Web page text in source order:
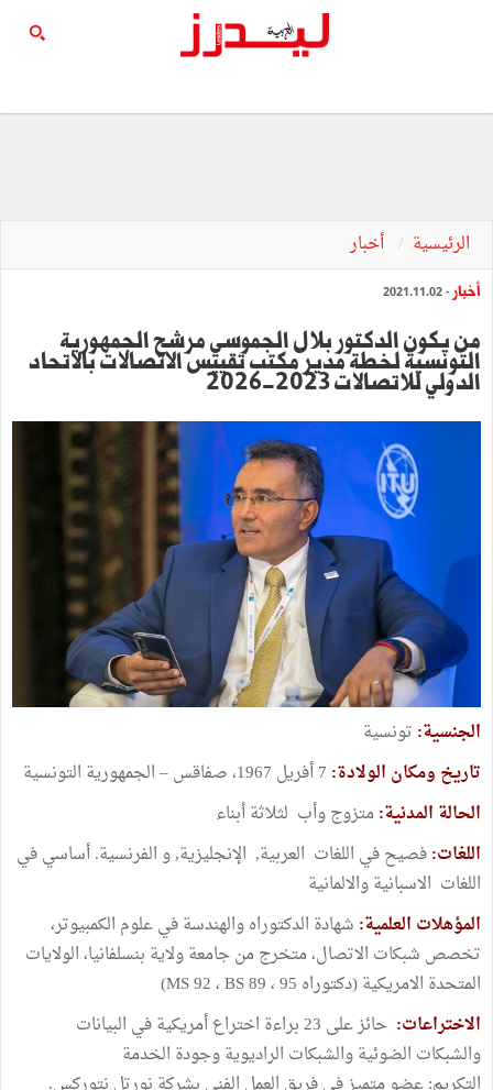
الرئيسية أخبار
أخبار - 2021.11.02
من يكون الدكتور بلال الجموسي مرشح الجمهورية
التونسية لخطة مدير مكتب تقييس الاتصالات بالاتحاد
الدولي للاتصالات 2023-2026
الجنسية: تونسية
تاريخ ومكان الولادة:
الحالة المدنية:متزوج وأب لثلاثة أبناء
اللغات:فصيح في اللغات العربية, الإنجليزية, و الفرنسية. أساسي في
اللغات الاسبانية والالمانية
المؤهلات العلمية: شهادة الدكتوراه والهندسة في علوم الكمبيوتر،
تخصص شبكات الاتصال، متخرج من جامعة ولاية بنسلفانيا، الولايات
المتحدة الامريكية (دكتوراه 95 ، MS 92 ، BS 89)
الاختراعات:
حائز على 23 براءة اختراع أمريكية في البيانات
والشبكات الضوئية والشبكات الراديوية وجودة الخدمة